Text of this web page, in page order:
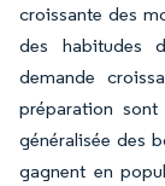
croissante des
des habitudes
demande
préparation
généralisée des
gagnent en